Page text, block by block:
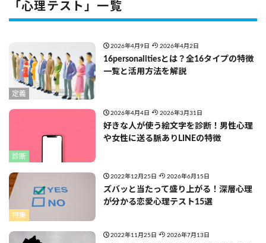
「心理テスト」一覧
定義
2026年4月9日 2026年4月2日
16personalitiesとは？全16タイプの特徴
一覧と活用方法を解説
診断
2026年4月4日 2026年3月31日
好きな人が使う絵文字を診断！男性心理
や女性に送る脈ありLINEの特徴
特集
2022年12月25日 2026年6月15日
ズバッと当たって盛り上がる！深層心理
が分かる恋愛心理テスト15選
2022年11月25日 2026年7月13日